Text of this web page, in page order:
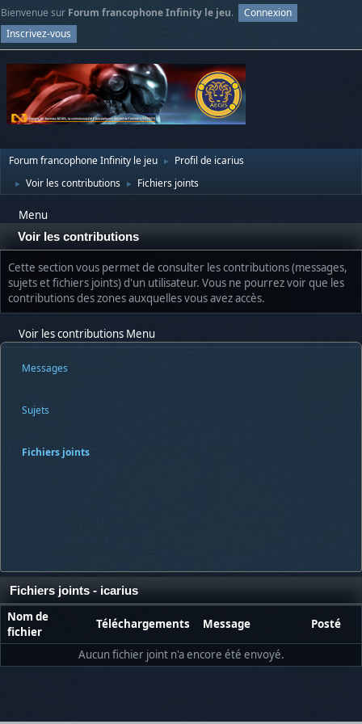
Bienvenue sur Forum francophone Infinity le jeu.
Connexion
Inscrivez-vous
Forum francophone Infinity le jeu ► Profil de icarius
► Voir les contributions ► Fichiers joints
Menu
Voir les contributions
Cette section vous permet de consulter les contributions (messages,
sujets et fichiers joints) d'un utilisateur. Vous ne pourrez voir que les
contributions des zones auxquelles vous avez accès.
Voir les contributions Menu
Messages
Sujets
Fichiers joints
Fichiers joints - icarius
Nom de
fichier
Téléchargements Message Posté
Aucun fichier joint n'a encore été envoyé.